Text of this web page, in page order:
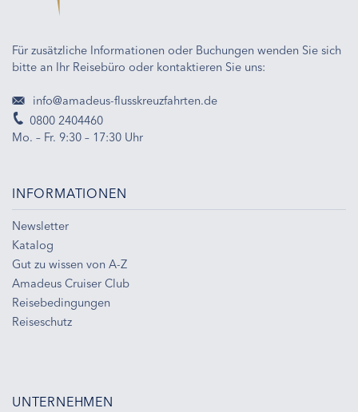
Für zusätzliche Informationen oder Buchungen wenden Sie sich
bitte an Ihr Reisebüro oder kontaktieren Sie uns:
info@amadeus-flusskreuzfahrten.de
0800 2404460
Mo. – Fr. 9:30 – 17:30 Uhr
INFORMATIONEN
Newsletter
Katalog
Gut zu wissen von A-Z
Amadeus Cruiser Club
Reisebedingungen
Reiseschutz
UNTERNEHMEN